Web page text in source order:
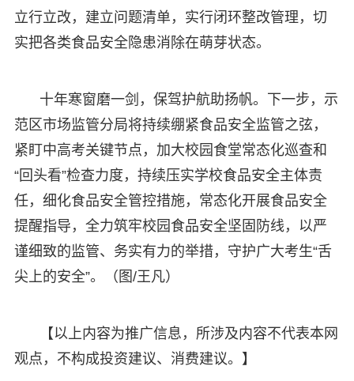
立行立改，建立问题清单，实行闭环整改管理，切
实把各类食品安全隐患消除在萌芽状态。
十年寒窗磨一剑，保驾护航助扬帆。下一步，示
范区市场监管分局将持续绷紧食品安全监管之弦，
紧盯中高考关键节点，加大校园食堂常态化巡查和
“回头看”检查力度，持续压实学校食品安全主体责
任，细化食品安全管控措施，常态化开展食品安全
提醒指导，全力筑牢校园食品安全坚固防线，以严
谨细致的监管、务实有力的举措，守护广大考生“舌
尖上的安全”。（图/王凡）
【以上内容为推广信息，所涉及内容不代表本网
观点，不构成投资建议、消费建议。】